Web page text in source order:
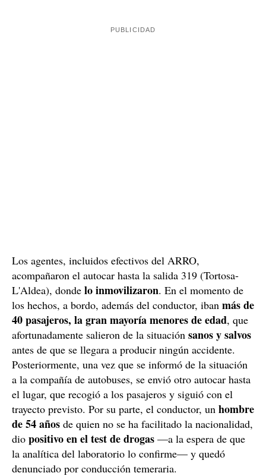
Los agentes, incluidos efectivos del ARRO,
acompañaron el autocar hasta la salida 319 (Tortosa-
L'Aldea), donde lo inmovilizaron. En el momento de
los hechos, a bordo, además del conductor, iban más de
40 pasajeros, la gran mayoría menores de edad, que
afortunadamente salieron de la situación sanos y salvos
antes de que se llegara a producir ningún accidente.
Posteriormente, una vez que se informó de la situación
a la compañía de autobuses, se envió otro autocar hasta
el lugar, que recogió a los pasajeros y siguió con el
trayecto previsto. Por su parte, el conductor, un hombre
de 54 años de quien no se ha facilitado la nacionalidad,
dio positivo en el test de drogas —a la espera de que
la analítica del laboratorio lo confirme— y quedó
denunciado por conducción temeraria.